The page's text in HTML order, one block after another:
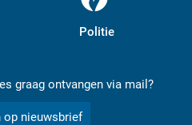
Politie
graag ontvangen via mail?
op nieuwsbrief